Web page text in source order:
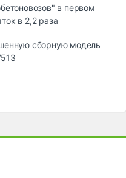
в первом
в 2,2 раза
сборную модель